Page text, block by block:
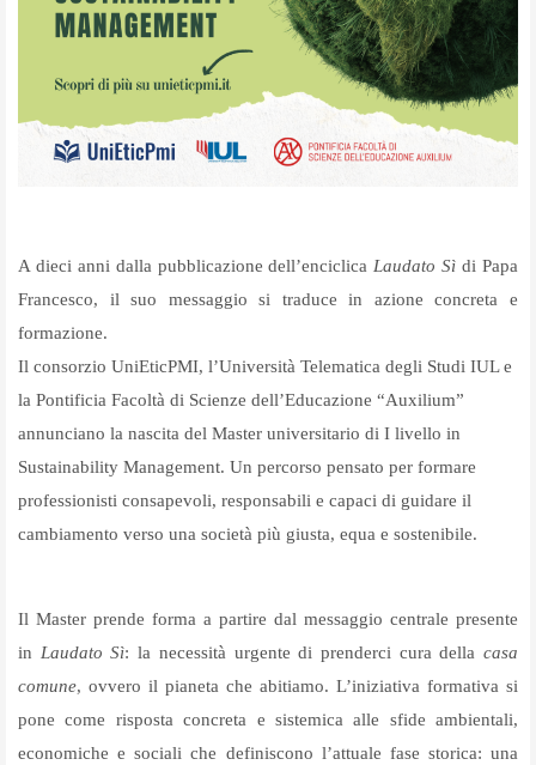
A dieci anni dalla pubblicazione dell’enciclicaLaudato Sì di Papa
Francesco, il suo messaggio si traduce in azione concreta e
formazione.
Il consorzio UniEticPMI, l’Università Telematica degli Studi IUL e
la Pontificia Facoltà di Scienze dell’Educazione “Auxilium”
annunciano la nascita del Master universitario di I livello in
Sustainability Management. Un percorso pensato per formare
professionisti consapevoli, responsabili e capaci di guidare il
cambiamento verso una società più giusta, equa e sostenibile.
Il Master prende forma a partire dal messaggio centrale presente
in Laudato Sì: la necessità urgente di prenderci cura dellacasa
comune, ovvero il pianeta che abitiamo. L’iniziativa formativa si
pone come risposta concreta e sistemica alle sfide ambientali,
economiche e sociali che definiscono l’attuale fase storica: una